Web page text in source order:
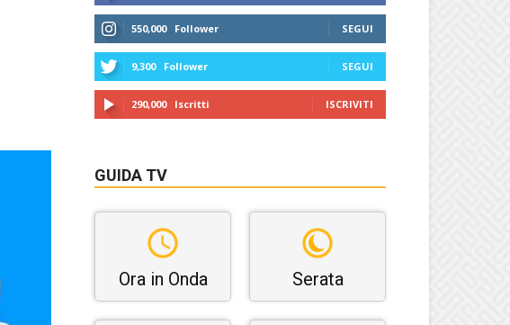
550,000 Follower SEGUI
9,300 Follower SEGUI
290,000 Iscritti ISCRIVITI
GUIDA TV
Ora in Onda Serata